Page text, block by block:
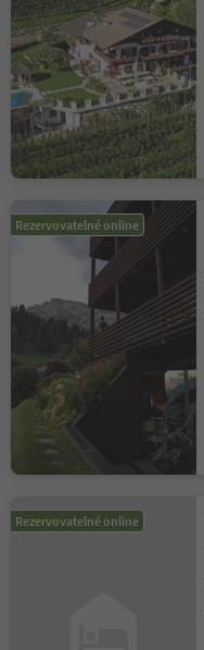
Rezervovatelné online
Rezervovatelné online